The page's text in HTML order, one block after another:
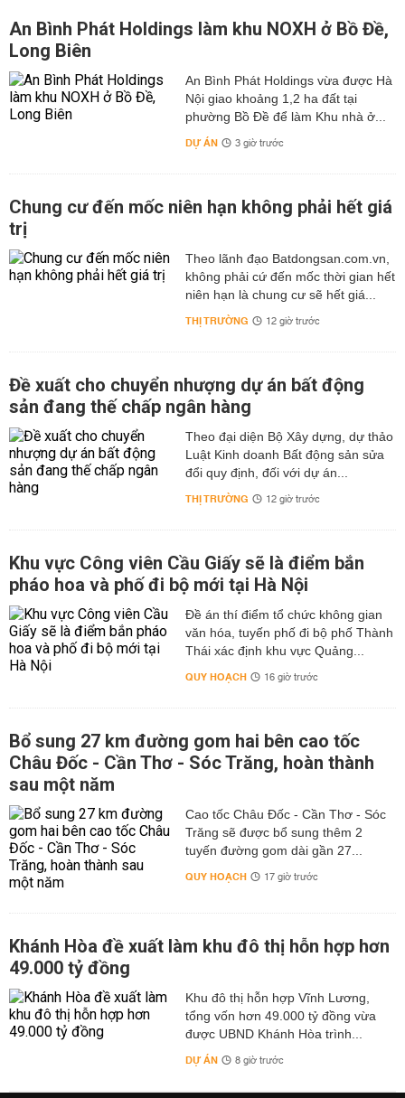
An Bình Phát Holdings làm khu NOXH ở Bồ Đề,
Long Biên
An Bình Phát Holdings vừa được Hà
Nội giao khoảng 1,2 ha đất tại
phường Bồ Đề để làm Khu nhà ở...
DỰ ÁN 3 giờ trước
Chung cư đến mốc niên hạn không phải hết giá
trị
Theo lãnh đạo Batdongsan.com.vn,
không phải cứ đến mốc thời gian hết
niên hạn là chung cư sẽ hết giá...
THỊ TRƯỜNG 12 giờ trước
Đề xuất cho chuyển nhượng dự án bất động
sản đang thế chấp ngân hàng
Theo đại diện Bộ Xây dựng, dự thảo
Luật Kinh doanh Bất động sản sửa
đổi quy định, đối với dự án...
THỊ TRƯỜNG 12 giờ trước
Khu vực Công viên Cầu Giấy sẽ là điểm bắn
pháo hoa và phố đi bộ mới tại Hà Nội
Đề án thí điểm tổ chức không gian
văn hóa, tuyến phố đi bộ phố Thành
Thái xác định khu vực Quảng...
QUY HOẠCH 16 giờ trước
Bổ sung 27 km đường gom hai bên cao tốc
Châu Đốc - Cần Thơ - Sóc Trăng, hoàn thành
sau một năm
Cao tốc Châu Đốc - Cần Thơ - Sóc
Trăng sẽ được bổ sung thêm 2
tuyến đường gom dài gần 27...
QUY HOẠCH 17 giờ trước
Khánh Hòa đề xuất làm khu đô thị hỗn hợp hơn
49.000 tỷ đồng
Khu đô thị hỗn hợp Vĩnh Lương,
tổng vốn hơn 49.000 tỷ đồng vừa
được UBND Khánh Hòa trình...
DỰ ÁN 8 giờ trước